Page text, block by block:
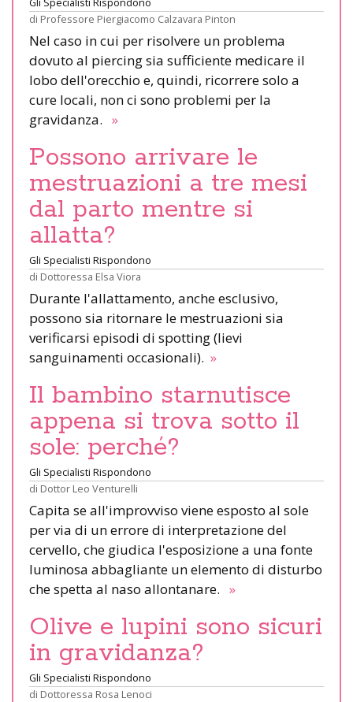
di Professore Piergiacomo Calzavara Pinton
Nel caso in cui per risolvere un problema
dovuto al piercing sia sufficiente medicare il
lobo dell'orecchio e, quindi, ricorrere solo a
cure locali, non ci sono problemi per la
gravidanza. »
Possono arrivare le
mestruazioni a tre mesi
dal parto mentre si
allatta?
Gli Specialisti Rispondono
di Dottoressa Elsa Viora
Durante l'allattamento, anche esclusivo,
possono sia ritornare le mestruazioni sia
verificarsi episodi di spotting (lievi
sanguinamenti occasionali). »
Il bambino starnutisce
appena si trova sotto il
sole: perché?
Gli Specialisti Rispondono
di Dottor Leo Venturelli
Capita se all'improvviso viene esposto al sole
per via di un errore di interpretazione del
cervello, che giudica l'esposizione a una fonte
luminosa abbagliante un elemento di disturbo
che spetta al naso allontanare. »
Olive e lupini sono sicuri
in gravidanza?
Gli Specialisti Rispondono
di Dottoressa Rosa Lenoci